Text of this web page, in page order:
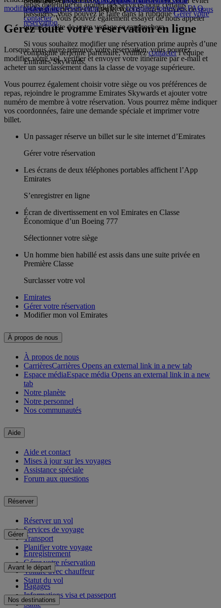
les longues périodes d’attente, voici d’autres moyens denous
contacter. Vous pouvez également essayer de nous appeler
quand la date de votre voyage se rapprochera.
Si vous souhaitez modifier une réservation prime auprès d’une
compagnie aérienne partenaire, veuillezcontacterl’équipe
Emirates Skywards.
repas diététique ou ajouter des services pour certains
passagers, vous pouvez le faire dans la rubriqueGérer votre
réservation.
réservation.
modification d’une réservationou bienconsultez toutes les FAQ.
Gérez toute votre réservation en ligne
Lorsque vous aurez retrouvé votre réservation, vous pourrez
modifier votre vol, vérifier et envoyer votre itinéraire par e-mail et
acheter un surclassement dans la classe de voyage supérieure.
Vous pourrez également choisir votre siège ou vos préférences de
repas, rejoindre le programme Emirates Skywards et ajouter votre
numéro de membre à votre réservation. Vous pourrez même indiquer
vos coordonnées, faire une demande spéciale et imprimer votre
billet.
Un passager réserve un billet sur le site internet d’Emirates
Gérer votre réservation
Les écrans de deux téléphones portables affichent l’App
Emirates
S’enregistrer en ligne
Écran de divertissement en vol Emirates en Classe
Économique d’un Boeing 777
Sélectionner votre siège
Un homme bien habillé est assis dans une suite privée en
Première Classe
Surclasser votre vol
Emirates
Gérer votre réservation
Modifier mon vol Emirates
À propos de nous
À propos de nous
CarrièresCarrières Opens an external link in a new tab
Espace médiaEspace média Opens an external link in a new
tab
Notre planète
Notre personnel
Nos communautés
Aide
Aide et contact
Mises à jour sur les voyages
Assistance spéciale
Forum aux questions
Réserver
Réserver un vol
Services de voyage
Transport
Planifier votre voyage
Gérer
Enregistrement
Gérer votre réservation
Voiture avec chauffeur
Statut du vol
Avant le départ
Bagages
Informations visa et passeport
Santé
Nos destinations